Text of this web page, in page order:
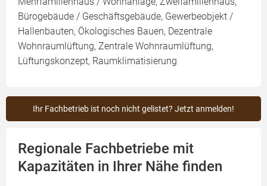
Bürogebäude / Geschäftsgebäude, Gewerbeobjekt /
Hallenbauten, Ökologisches Bauen, Dezentrale
Wohnraumlüftung, Zentrale Wohnraumlüftung,
Lüftungskonzept, Raumklimatisierung
Ihr Fachbetrieb ist noch nicht gelistet? Jetzt anmelden!
Regionale Fachbetriebe mit
Kapazitäten in Ihrer Nähe finden